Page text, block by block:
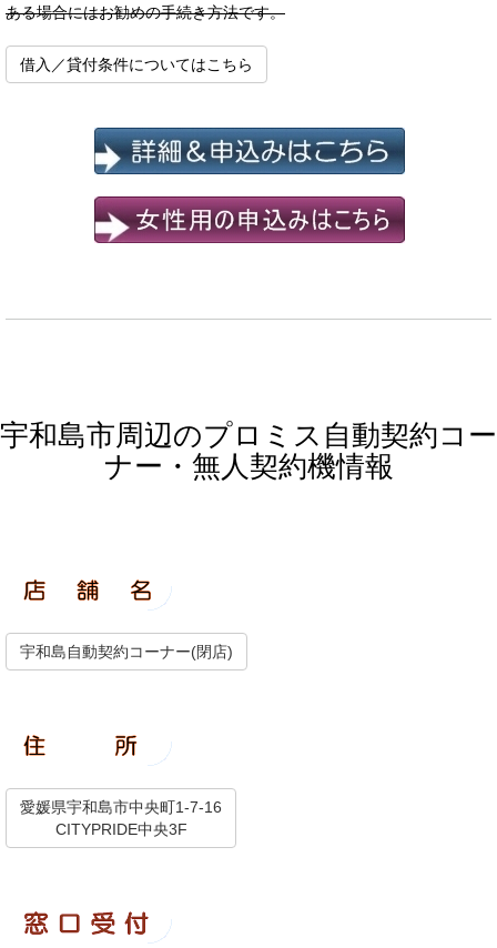
ある場合にはお勧めの手続き方法です。
借入／貸付条件についてはこちら
宇和島市周辺のプロミス自動契約コー
ナー・無人契約機情報
宇和島自動契約コーナー(閉店)
愛媛県宇和島市中央町1-7-16
CITYPRIDE中央3F